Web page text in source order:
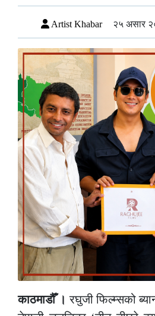
Artist Khabar २५ असार
काठमाडौँ । रघुजी फिल्म्सको